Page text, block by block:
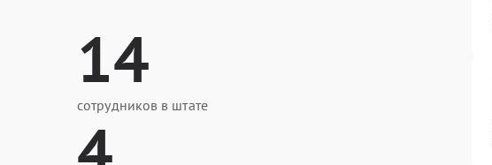
14
сотрудников в штате